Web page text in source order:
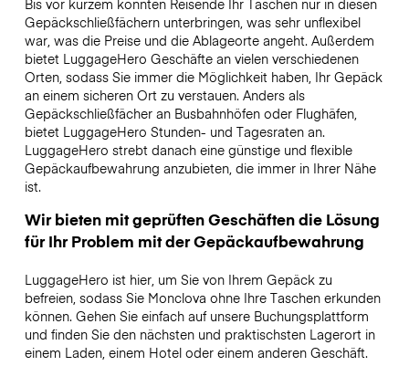
Bis vor kurzem konnten Reisende Ihr Taschen nur in diesen
Gepäckschließfächern unterbringen, was sehr unflexibel
war, was die Preise und die Ablageorte angeht. Außerdem
bietet LuggageHero Geschäfte an vielen verschiedenen
Orten, sodass Sie immer die Möglichkeit haben, Ihr Gepäck
an einem sicheren Ort zu verstauen. Anders als
Gepäckschließfächer an Busbahnhöfen oder Flughäfen,
bietet LuggageHero Stunden- und Tagesraten an.
LuggageHero strebt danach eine günstige und flexible
Gepäckaufbewahrung anzubieten, die immer in Ihrer Nähe
ist.
Wir bieten mit geprüften Geschäften die Lösung
für Ihr Problem mit der Gepäckaufbewahrung
LuggageHero ist hier, um Sie von Ihrem Gepäck zu
befreien, sodass Sie Monclova ohne Ihre Taschen erkunden
können. Gehen Sie einfach auf unsere Buchungsplattform
und finden Sie den nächsten und praktischsten Lagerort in
einem Laden, einem Hotel oder einem anderen Geschäft.